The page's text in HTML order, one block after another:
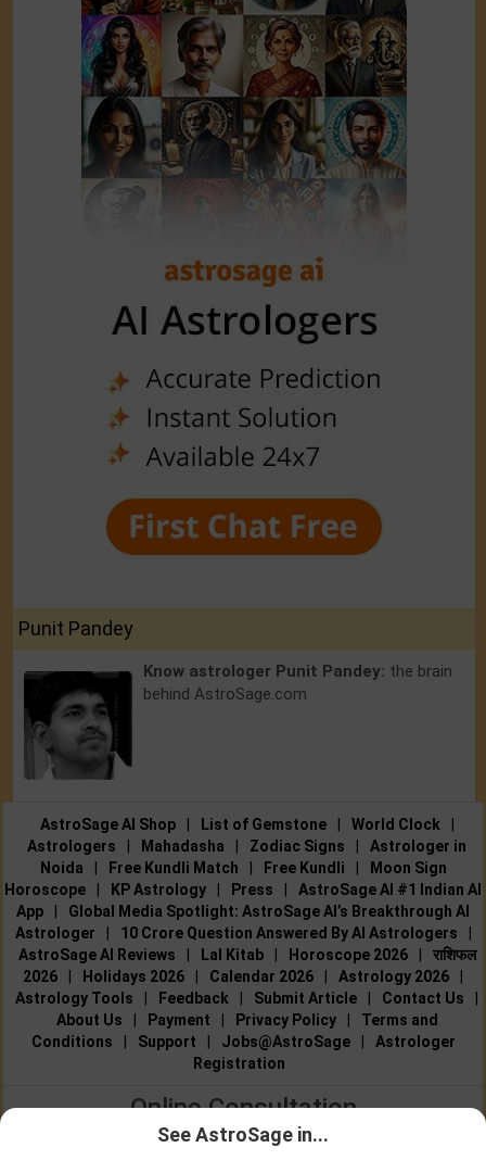
Punit Pandey
Know astrologer Punit Pandey: the brain
behind AstroSage.com
AstroSage AI Shop | List of Gemstone | World Clock
|
Astrologers
| Mahadasha | Zodiac Signs |
Astrologer in
Noida
| Free Kundli Match | Free Kundli |
Moon Sign
Horoscope
| KP Astrology | Press |
AstroSage AI #1 Indian AI
App
|
Global Media Spotlight: AstroSage AI’s Breakthrough AI
Astrologer
| 10 Crore Question Answered By AI Astrologers
|
AstroSage AI Reviews
| Lal Kitab | Horoscope 2026 |
राशिफल
2026
| Holidays 2026 | Calendar 2026 | Astrology 2026
|
Astrology Tools
| Feedback | Submit Article | Contact Us
|
About Us
| Payment | Privacy Policy |
Terms and
Conditions
| Support | Jobs@AstroSage |
Astrologer
Registration
Online Consultation
Talk to Astrologers|Chat with Astrologer
See AstroSage in...